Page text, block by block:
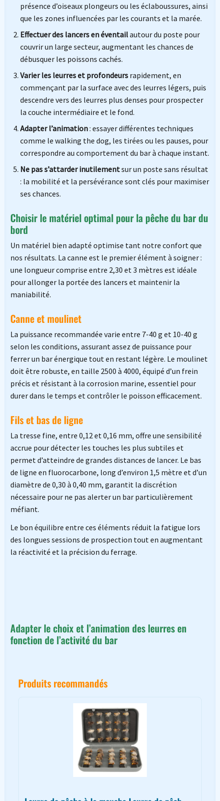
présence d’oiseaux plongeurs ou les éclaboussures, ainsi
que les zones influencées par les courants et la marée.
Effectuer des lancers en éventailautour du poste pour
couvrir un large secteur, augmentant les chances de
débusquer les poissons cachés.
Varier les leurres et profondeursrapidement, en
commençant par la surface avec des leurres légers, puis
descendre vers des leurres plus denses pour prospecter
la couche intermédiaire et le fond.
Adapter l’animation: essayer différentes techniques
comme le walking the dog, les tirées ou les pauses, pour
correspondre au comportement du bar à chaque instant.
Ne pas s’attarder inutilementsur un poste sans résultat
: la mobilité et la persévérance sont clés pour maximiser
ses chances.
Choisir le matériel optimal pour la pêche du bar du
bord
Un matériel bien adapté optimise tant notre confort que
nos résultats. La canne est le premier élément à soigner :
une longueur comprise entre 2,30 et 3 mètres est idéale
pour allonger la portée des lancers et maintenir la
maniabilité.
Canne et moulinet
La puissance recommandée varie entre 7-40 g et 10-40 g
selon les conditions, assurant assez de puissance pour
ferrer un bar énergique tout en restant légère. Le moulinet
doit être robuste, en taille 2500 à 4000, équipé d’un frein
précis et résistant à la corrosion marine, essentiel pour
durer dans le temps et contrôler le poisson efficacement.
Fils et bas de ligne
La tresse fine, entre 0,12 et 0,16 mm, offre une sensibilité
accrue pour détecter les touches les plus subtiles et
permet d’atteindre de grandes distances de lancer. Le bas
de ligne en fluorocarbone, long d’environ 1,5 mètre et d’un
diamètre de 0,30 à 0,40 mm, garantit la discrétion
nécessaire pour ne pas alerter un bar particulièrement
méfiant.
Le bon équilibre entre ces éléments réduit la fatigue lors
des longues sessions de prospection tout en augmentant
la réactivité et la précision du ferrage.
Adapter le choix et l’animation des leurres en
fonction de l’activité du bar
Produits recommandés